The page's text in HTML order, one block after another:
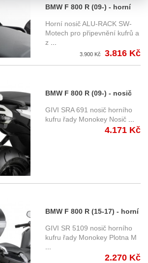
BMW F 800 R (09-) - horní
nosič ALU-RACK SW-
Motech
Horní nosič ALU-RACK SW-
Motech pro připevnění kufrů a
z
3.900 Kč 3.816 Kč
BMW F 800 R (09-) - nosič
horního kufru SRA691
GIVI SRA 691 nosič horního
kufru řady Monokey Nosič
4.171 Kč
BMW F 800 R (15-17) - horní
nosič Givi SR5109 pro kufry
Givi Monokey
GIVI SR 5109 nosič horního
kufru řady Monokey Plotna M
2.270 Kč